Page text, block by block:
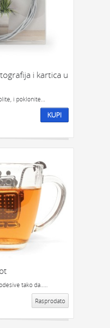
i kartica u
i poklonite...
KUPI
tako da.....
Rasprodato